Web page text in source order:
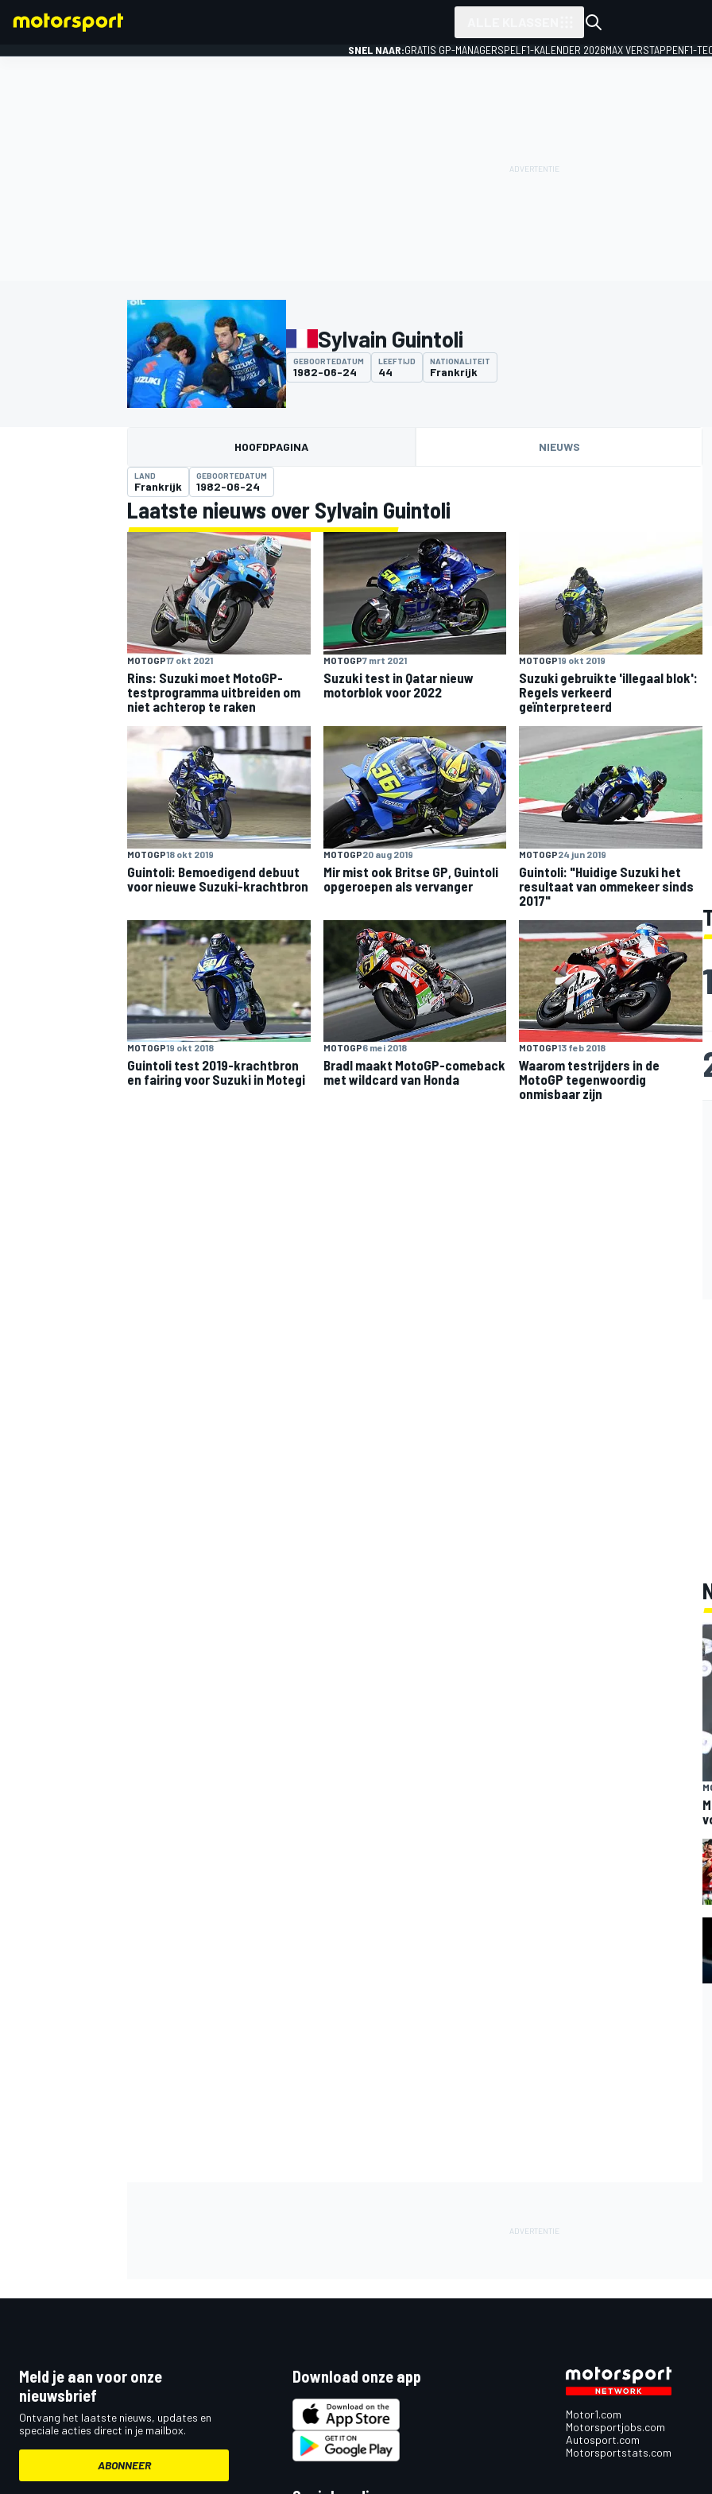
MOTOGP
INDYCAR
WEC DTM
SNEL NAAR:GRATIS GP-MANAGERSPEL F1-KALENDER 2026MAX VERSTAPPENF1-
Sylvain Guintoli
GEBOORTEDATUM
1982-06-24
LEEFTIJD
44
NATIONALITEIT
Frankrijk
HOOFDPAGINA NIEUWS
LAND
Frankrijk
GEBOORTEDATUM
1982-06-24
Laatste nieuws over Sylvain Guintoli
MOTOGP17 okt 2021
Rins: Suzuki moet MotoGP-
testprogramma uitbreiden om
niet achterop te raken
MOTOGP7 mrt 2021
Suzuki test in Qatar nieuw
motorblok voor 2022
MOTOGP19 okt 2019
Suzuki gebruikte 'illegaal blok':
Regels verkeerd
geïnterpreteerd
MOTOGP18 okt 2019
Guintoli: Bemoedigend debuut
voor nieuwe Suzuki-krachtbron
MOTOGP20 aug 2019
Mir mist ook Britse GP, Guintoli
opgeroepen als vervanger
MOTOGP24 jun 2019
Guintoli: "Huidige Suzuki het
resultaat van ommekeer sinds
2017"
MOTOGP19 okt 2018
Guintoli test 2019-krachtbron
en fairing voor Suzuki in Motegi
MOTOGP6 mei 2018
Bradl maakt MotoGP-comeback
met wildcard van Honda
MOTOGP13 feb 2018
Waarom testrijders in de
MotoGP tegenwoordig
onmisbaar zijn
1
Meld je aan voor onze
nieuwsbrief
Ontvang het laatste nieuws, updates en
speciale acties direct in je mailbox.
ABONNEER
Download onze app
Motor1.com
Motorsportjobs.com
Autosport.com
Motorsportstats.com